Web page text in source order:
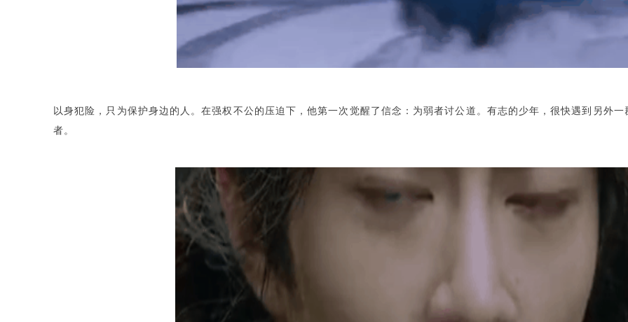
以身犯险，只为保护身边的人。在强权不公的压迫下，他第一次觉醒了信念：为弱者讨公道。有志的少年，很快遇到另外
者。